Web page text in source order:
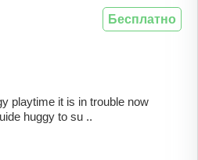
playtime it is in trouble now
huggy to su ..
Бесплатно